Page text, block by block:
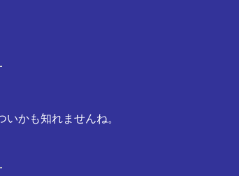
かも知れませんね。